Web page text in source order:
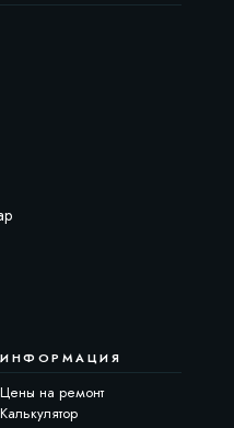
ИНФОРМАЦИЯ
Цены на ремонт
Калькулятор